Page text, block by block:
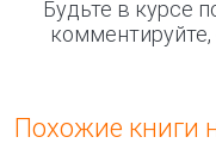
Будьте в курсе
Похожие книги